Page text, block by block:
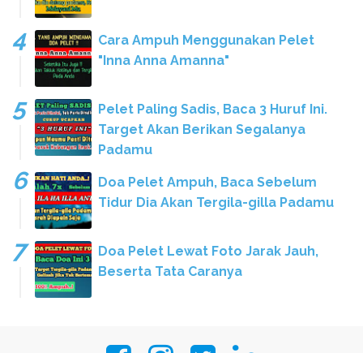
Cara Ampuh Menggunakan Pelet
"Inna Anna Amanna"
Pelet Paling Sadis, Baca 3 Huruf Ini.
Target Akan Berikan Segalanya
Padamu
Doa Pelet Ampuh, Baca Sebelum
Tidur Dia Akan Tergila-gilla Padamu
Doa Pelet Lewat Foto Jarak Jauh,
Beserta Tata Caranya